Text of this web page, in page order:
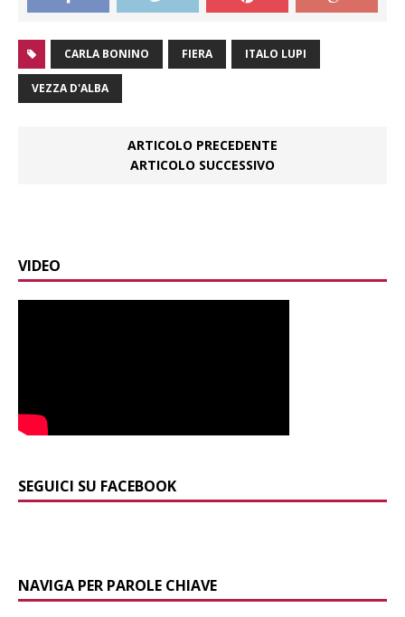
CARLA BONINO FIERA ITALO LUPI
VEZZA D'ALBA
ARTICOLO PRECEDENTE
ARTICOLO SUCCESSIVO
VIDEO
SEGUICI SU FACEBOOK
NAVIGA PER PAROLE CHIAVE